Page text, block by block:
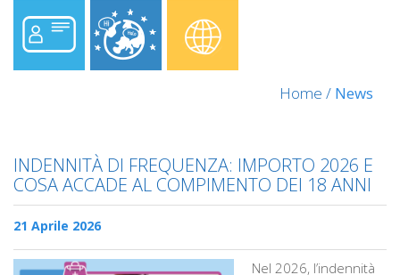
Home / News
INDENNITÀ DI FREQUENZA: IMPORTO 2026 E
COSA ACCADE AL COMPIMENTO DEI 18 ANNI
21 Aprile 2026
Nel 2026, l’indennità